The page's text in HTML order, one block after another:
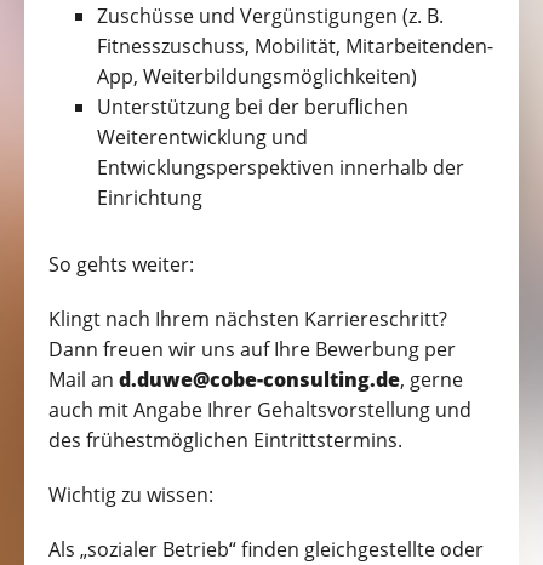
Zuschüsse und Vergünstigungen (z. B.
Fitnesszuschuss, Mobilität, Mitarbeitenden-
App, Weiterbildungsmöglichkeiten)
Unterstützung bei der beruflichen
Weiterentwicklung und
Entwicklungsperspektiven innerhalb der
Einrichtung
So gehts weiter:
Klingt nach Ihrem nächsten Karriereschritt?
Dann freuen wir uns auf Ihre Bewerbung per
Mail an d.duwe@cobe-consulting.de, gerne
auch mit Angabe Ihrer Gehaltsvorstellung und
des frühestmöglichen Eintrittstermins.
Wichtig zu wissen:
Als „sozialer Betrieb“ finden gleichgestellte oder